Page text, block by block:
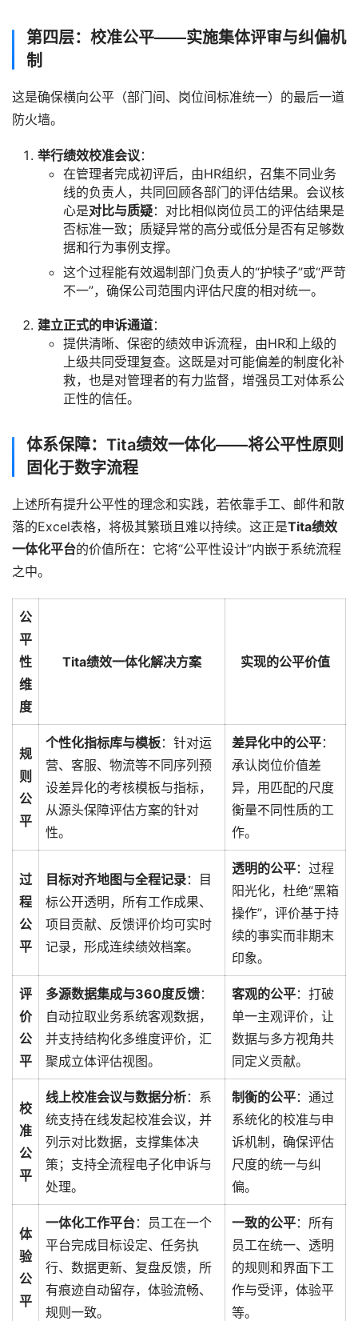
第四层：校准公平——实施集体评审与纠偏机
制
这是确保横向公平（部门间、岗位间标准统一）的最后一道
防火墙。
举行绩效校准会议：
在管理者完成初评后，由HR组织，召集不同业务
线的负责人，共同回顾各部门的评估结果。会议核
心是对比与质疑：对比相似岗位员工的评估结果是
否标准一致；质疑异常的高分或低分是否有足够数
据和行为事例支撑。
这个过程能有效遏制部门负责人的“护犊子”或“严苛
不一”，确保公司范围内评估尺度的相对统一。
建立正式的申诉通道：
提供清晰、保密的绩效申诉流程，由HR和上级的
上级共同受理复查。这既是对可能偏差的制度化补
救，也是对管理者的有力监督，增强员工对体系公
正性的信任。
体系保障：Tita绩效一体化——将公平性原则
固化于数字流程
上述所有提升公平性的理念和实践，若依靠手工、邮件和散
落的Excel表格，将极其繁琐且难以持续。这正是Tita绩效
一体化平台的价值所在：它将“公平性设计”内嵌于系统流程
之中。
公
平
性
维
度
Tita绩效一体化解决方案 实现的公平价值
规
则
公
平
个性化指标库与模板：针对运
营、客服、物流等不同序列预
设差异化的考核模板与指标，
从源头保障评估方案的针对
性。
差异化中的公平：
承认岗位价值差
异，用匹配的尺度
衡量不同性质的工
作。
过
程
公
平
目标对齐地图与全程记录：目
标公开透明，所有工作成果、
项目贡献、反馈评价均可实时
记录，形成连续绩效档案。
透明的公平：过程
阳光化，杜绝“黑箱
操作”，评价基于持
续的事实而非期末
印象。
评
价
公
平
多源数据集成与360度反馈：
自动拉取业务系统客观数据，
并支持结构化多维度评价，汇
聚成立体评估视图。
客观的公平：打破
单一主观评价，让
数据与多方视角共
同定义贡献。
校
准
公
平
线上校准会议与数据分析：系
统支持在线发起校准会议，并
列示对比数据，支撑集体决
策；支持全流程电子化申诉与
处理。
制衡的公平：通过
系统化的校准与申
诉机制，确保评估
尺度的统一与纠
偏。
体
验
公
平
一体化工作平台：员工在一个
平台完成目标设定、任务执
行、数据更新、复盘反馈，所
有痕迹自动留存，体验流畅、
规则一致。
一致的公平：所有
员工在统一、透明
的规则和界面下工
作与受评，体验平
等。